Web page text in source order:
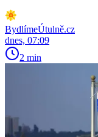
BydlímeÚtulně.cz
dnes, 07:09
2 min